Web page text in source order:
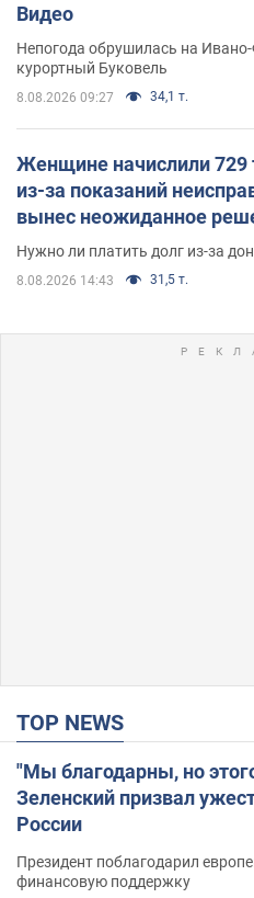
Видео
Непогода обрушилась на
курортный Буковель
8.08.2026 09:27 34,1 т.
Женщине начислили 729
из-за показаний
вынес неожиданное
Нужно ли платить долг из-за
8.08.2026 14:43 31,5 т.
TOP NEWS
"Мы благодарны, но
Зеленский призвал
России
Президент поблагодарил
финансовую поддержку